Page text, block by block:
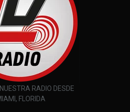
RADIO DESDE
FLORIDA